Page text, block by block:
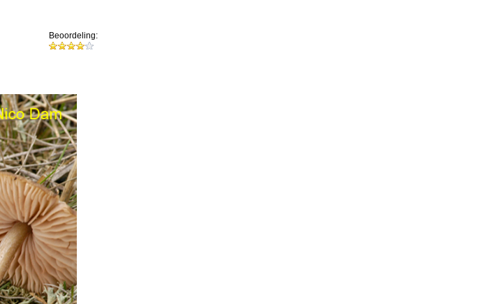
Beoordeling: